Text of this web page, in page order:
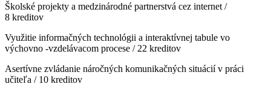
Školské projekty a medzinárodné partnerstvá cez internet /
8 kreditov
Využitie informačných technológii a interaktívnej tabule vo
výchovno -vzdelávacom procese / 22 kreditov
Asertívne zvládanie náročných komunikačných situácií v práci
učiteľa / 10 kreditov